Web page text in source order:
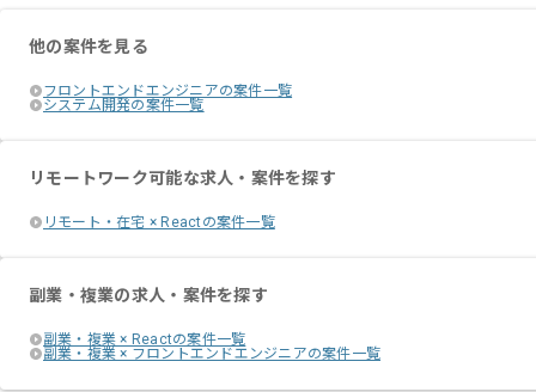
他の案件を見る
フロントエンドエンジニアの案件一覧
システム開発の案件一覧
リモートワーク可能な求人・案件を探す
リモート・在宅 × Reactの案件一覧
副業・複業の求人・案件を探す
副業・複業 × Reactの案件一覧
副業・複業 × フロントエンドエンジニアの案件一覧